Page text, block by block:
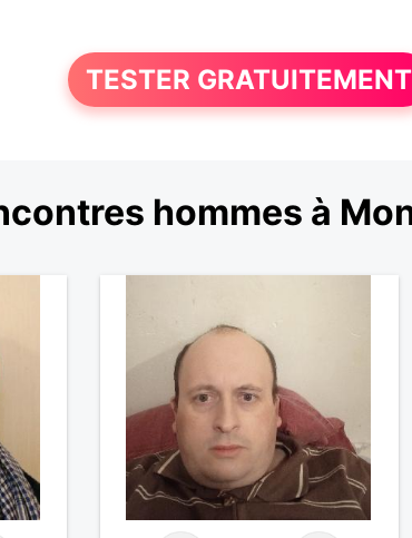
TESTER GRATUITEMENT
hommes à